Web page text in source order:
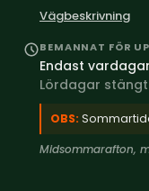
Vägbeskrivning
BEMANNAT FÖR
Endast
Lördagar
OBS:
Midsommarafton,